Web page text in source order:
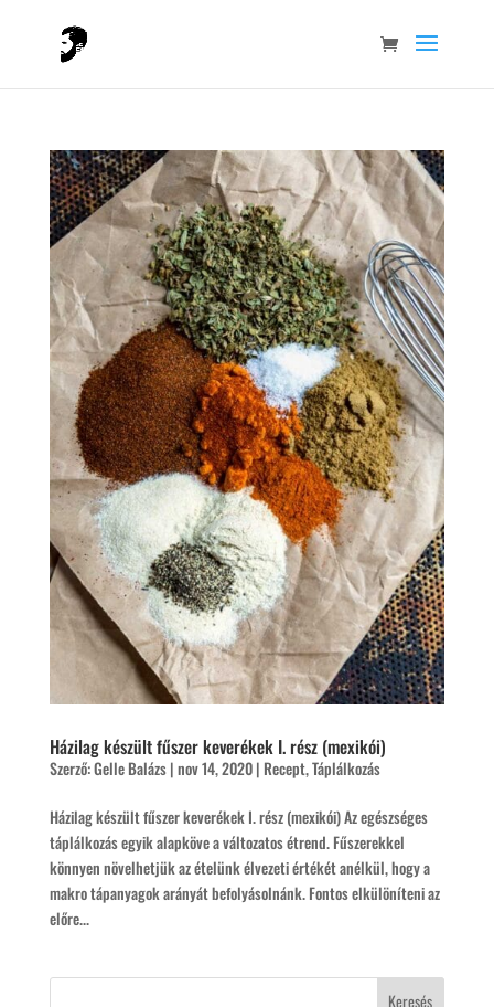
Házilag készült fűszer keverékek I. rész (mexikói)
Szerző:Gelle Balázs|nov 14, 2020| Recept,Táplálkozás
Házilag készült fűszer keverékek I. rész (mexikói) Az egészséges
táplálkozás egyik alapköve a változatos étrend. Fűszerekkel
könnyen növelhetjük az ételünk élvezeti értékét anélkül, hogy a
makro tápanyagok arányát befolyásolnánk. Fontos elkülöníteni az
előre...